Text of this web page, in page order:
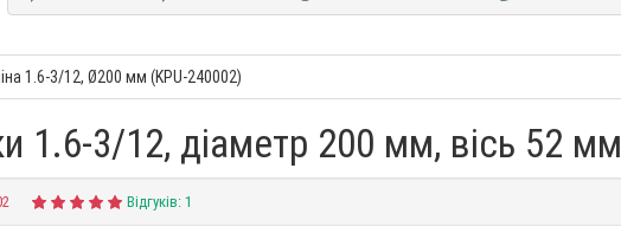
1.6-3/12, Ø200 мм (KPU-240002)
1.6-3/12, діаметр 200 мм, вісь 52 мм
Відгуків: 1